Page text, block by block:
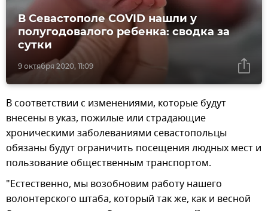
9 октября 2020, 11:09
В Севастополе COVID нашли у
полугодовалого ребенка: сводка за
сутки
В соответствии с изменениями, которые будут
внесены в указ, пожилые или страдающие
хроническими заболеваниями севастопольцы
обязаны будут ограничить посещения людных мест и
пользование общественным транспортом.
"Естественно, мы возобновим работу нашего
волонтерского штаба, который так же, как и весной